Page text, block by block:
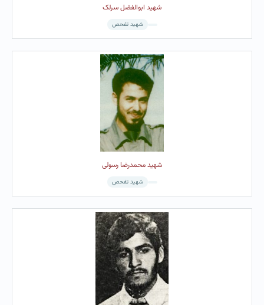
شهید ابوالفضل سرلک
شهید تفحص
شهید محمدرضا رسولی
شهید تفحص